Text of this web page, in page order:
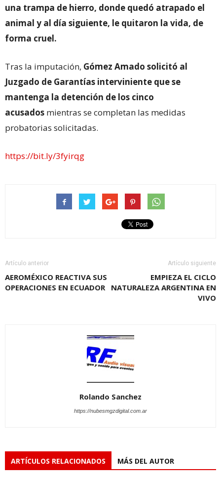
una trampa de hierro, donde quedó atrapado el
animal y al día siguiente, le quitaron la vida, de
forma cruel.
Tras la imputación, Gómez Amado solicitó al
Juzgado de Garantías interviniente que se
mantenga la detención de los cinco
acusados mientras se completan las medidas
probatorias solicitadas.
https://bit.ly/3fyirqg
Artículo anterior
AEROMÉXICO REACTIVA SUS
OPERACIONES EN ECUADOR
Artículo siguiente
EMPIEZA EL CICLO
NATURALEZA ARGENTINA EN
VIVO
Rolando Sanchez
https://nubesmgzdigital.com.ar
ARTÍCULOS RELACIONADOS MÁS DEL AUTOR